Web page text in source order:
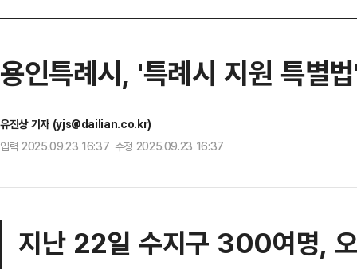
용인특례시, '특례시 지원 특별
유진상 기자 (yjs@dailian.co.kr)
입력 2025.09.23 16:37 수정 2025.09.23 16:37
지난 22일 수지구 300여명,